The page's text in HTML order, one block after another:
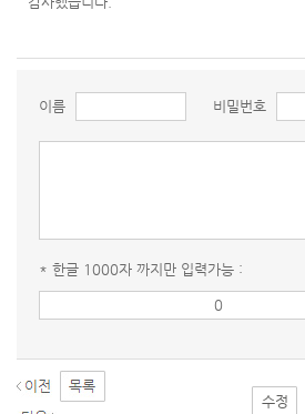
이름 비밀번호
* 한글 1000자 까지만 입력가능 :
수정